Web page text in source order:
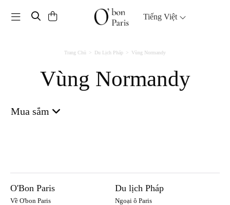
Toggle navigation Tiếng Việt
Trang Chủ Du Lịch Pháp Vùng Normandy
Vùng Normandy
Mua sắm
O'Bon Paris
Về O'bon Paris
Du lịch Pháp
Ngoại ô Paris